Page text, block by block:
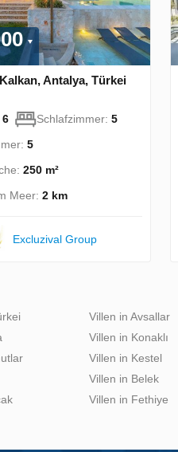
Antalya, Türkei
6 Schlafzimmer: 5
5
250 m²
Meer: 2 km
Excluzival Group
Villen in Avsallar
Villen in Konaklı
Villen in Kestel
Villen in Belek
Villen in Fethiye